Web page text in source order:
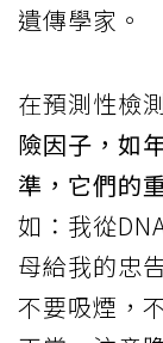
遺傳學家。
在預測性檢
險因子，如
準，它們的
如：我從
母給我的忠
不要吸煙，